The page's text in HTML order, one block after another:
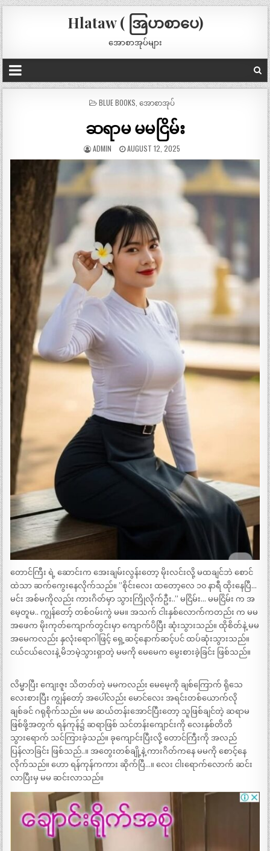
Hlataw ( အြပာစာပေ)
အောစာအုပ်များ
POSTED
BLUE BOOKS အောစာအုပ်
ဆရာမ မမငြိမ်း
ADMIN AUGUST 12, 2025
တောင်ကြီး ရဲ့ ဆောင်းက အေးချမ်းလွန်းတော့ မိုးလင်းလို့ မထချင်ဘဲ စောင်
ထဲသာ ဆက်ကွေးနေလိုက်သည်။ ”စိုင်းလေး ထတော့လေ ၁၀ နာရီ ထိုးနေပြီ…
မင်း အစ်မကိုလည်း ကားဂိတ်မှာ သွားကြိုလိုက်ဦး..” မငြိမ်း… မမငြိမ်း က အ
မေ့တူမ.. ကျွန်တော့် တစ်ဝမ်းကွဲ မမ။ အသက် ငါးနှစ်လောက်ကတည်း က မမ
အဖေက မိုးကုတ်ကျောက်တွင်းမှာ ကျောက်ပိပြီး ဆုံးသွားသည်။ ထိုစိတ်နဲ့ မမ
အမေကလည်း နှလုံးရောဂါဖြင့် ရှေ့ဆင့်နောက်ဆင့်ပင် ထပ်ဆုံးသွားသည်။
ငယ်ငယ်လေးနဲ့ မိဘမဲ့သွားရှာတဲ့ မမကို မေမေက မွေးစားခဲ့ခြင်း ဖြစ်သည်။
လိမ္မာပြီး ကျေးဇူး သိတတ်တဲ့ မမကလည်း မေမေ့ကို ချစ်ကြောက် ရိုသေ
လေးစားပြီး ကျွန်တော့် အပေါ်လည်း မောင်လေး အရင်းတစ်ယောက်လို
ချစ်ခင် ဂရုစိုက်သည်။ မမ ဆယ်တန်းအောင်ပြီးတော့ သူဖြစ်ချင်တဲ့ ဆရာမ
ဖြစ်ဖို့အတွက် ရန်ကုန်၌ ဆရာဖြစ် သင်တန်းကျောင်းကို လေးနှစ်တိတိ
သွားရောက် သင်ကြားခဲ့သည်။ ခုကျောင်းပြီးလို့ တောင်ကြီးကို အလည်
ပြန်လာခြင်း ဖြစ်သည်..။ အတွေးတစ်ချို့နဲ့ ကားဂိတ်ကနေ မမကို စောင့်နေ
လိုက်သည်။ ဟော ရန်ကုန်ကကား ဆိုက်ပြီ…။ လေး ငါးရောက်လောက် ဆင်း
လာပြီးမှ မမ ဆင်းလာသည်။